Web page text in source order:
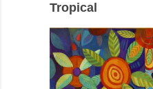
Tropical